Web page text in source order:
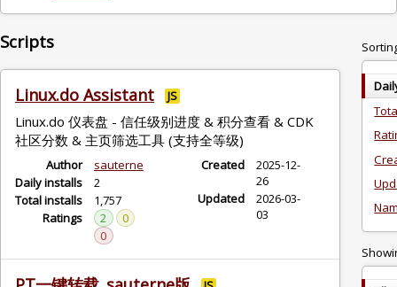
Scripts
Linux.do Assistant JS
Linux.do 仪表盘 - 信任级别进度 & 积分查看 & CDK
社区分数 & 主页筛选工具 (支持全等级)
Author
sauterne
Daily installs
2
Total installs
1,757
Ratings
2
0
0
Created
2025-12-
26
Updated
2026-03-
03